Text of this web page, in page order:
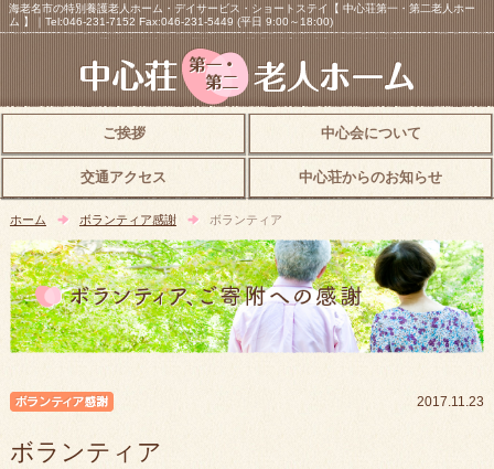
海老名市の特別養護老人ホーム・デイサービス・ショートステイ【 中心荘第一・第二老人ホー
ム 】｜Tel:046-231-7152 Fax:046-231-5449 (平日 9:00～18:00)
ご挨拶 中心会について
交通アクセス 中心荘からのお知らせ
ホーム ボランティア感謝 ボランティア
2017.11.23
ボランティア